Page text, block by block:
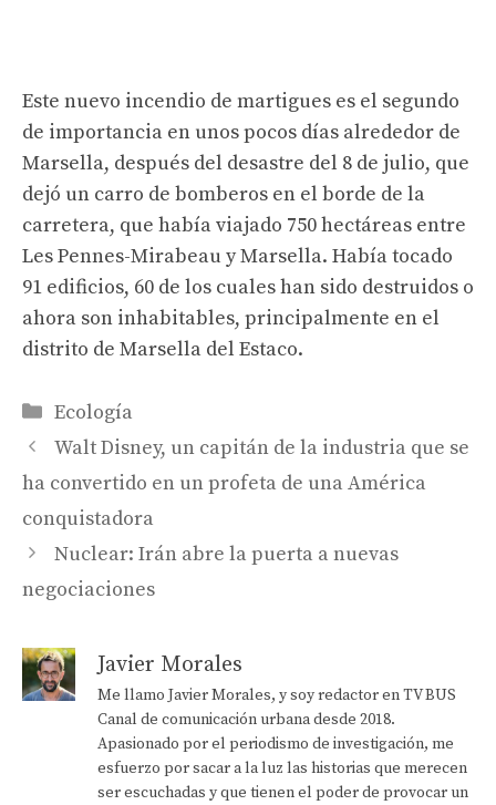
Este nuevo incendio de martigues es el segundo
de importancia en unos pocos días alrededor de
Marsella, después del desastre del 8 de julio, que
dejó un carro de bomberos en el borde de la
carretera, que había viajado 750 hectáreas entre
Les Pennes-Mirabeau y Marsella. Había tocado
91 edificios, 60 de los cuales han sido destruidos o
ahora son inhabitables, principalmente en el
distrito de Marsella del Estaco.
Categorías
Ecología
Walt Disney, un capitán de la industria que se
ha convertido en un profeta de una América
conquistadora
Nuclear: Irán abre la puerta a nuevas
negociaciones
Javier Morales
Me llamo Javier Morales, y soy redactor en TV BUS
Canal de comunicación urbana desde 2018.
Apasionado por el periodismo de investigación, me
esfuerzo por sacar a la luz las historias que merecen
ser escuchadas y que tienen el poder de provocar un